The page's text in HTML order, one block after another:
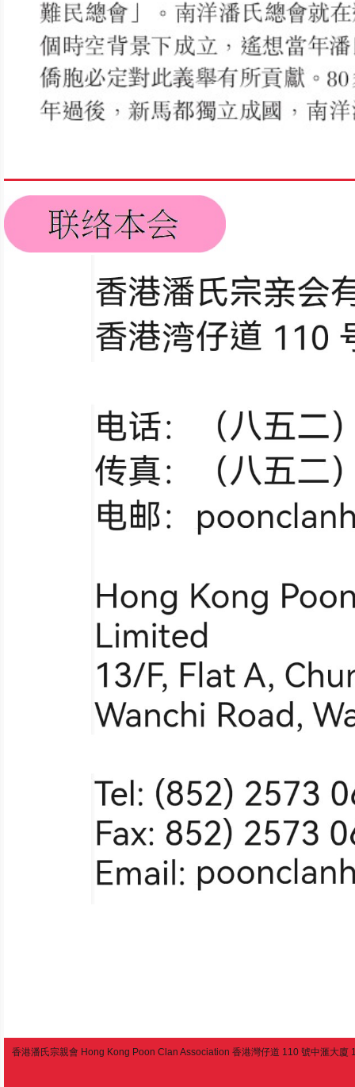
香港潘氏宗親會 Hong Kong Poon Clan Association 香港灣仔道 110 號中滙大廈